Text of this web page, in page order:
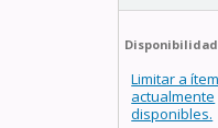
Disponibilidad
Limitar a
actualmente
disponibles.